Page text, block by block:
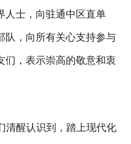
人士，向驻通中区直单
队，向所有关心支持参与
们，表示崇高的敬意和衷
清醒认识到，踏上现代化